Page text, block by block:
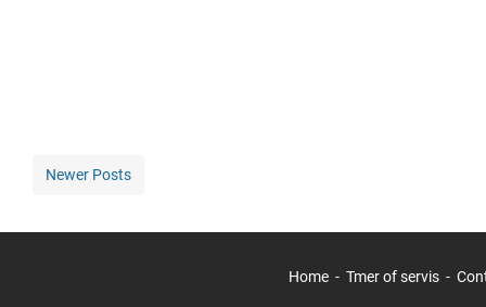
Newer Posts
Home Tmer of servis